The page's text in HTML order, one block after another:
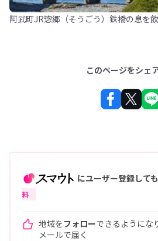
阿武町JR惣郷（そうごう）鉄橋の息を
このページをシェ
にユーザー登録して
料
地域をフォローできるようになり
メールで届く